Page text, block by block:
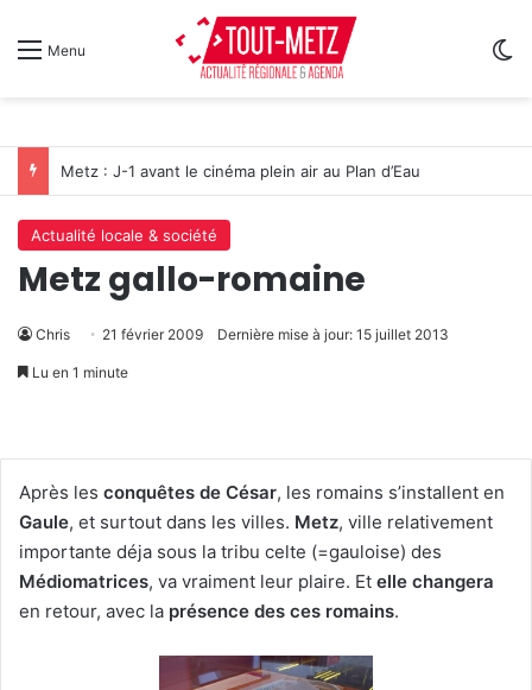
Menu
Metz : J-1 avant le cinéma plein air au Plan d’Eau
Actualité locale & société
Metz gallo-romaine
Chris 21 février 2009 Dernière mise à jour: 15 juillet 2013
Lu en 1 minute
Après les conquêtes de César, les romains s’installent en
Gaule, et surtout dans les villes. Metz, ville relativement
importante déja sous la tribu celte (=gauloise) des
Médiomatrices, va vraiment leur plaire. Et elle changera
en retour, avec la présence des ces romains.